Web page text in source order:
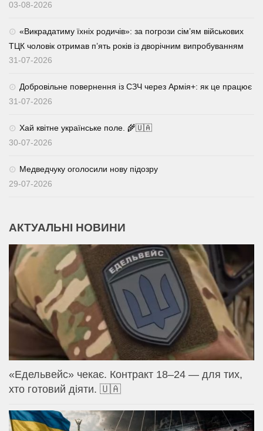
03-08-2026
«Викрадатиму їхніх родичів»: за погрози сім’ям військових
ТЦК чоловік отримав п’ять років із дворічним випробуванням
31-07-2026
Добровільне повернення із СЗЧ через Армія+: як це працює
31-07-2026
Хай квітне українське поле. 🌾🇺🇦
30-07-2026
Медведчуку оголосили нову підозру
29-07-2026
АКТУАЛЬНІ НОВИНИ
«Едельвейс» чекає. Контракт 18–24 — для тих,
хто готовий діяти. 🇺🇦